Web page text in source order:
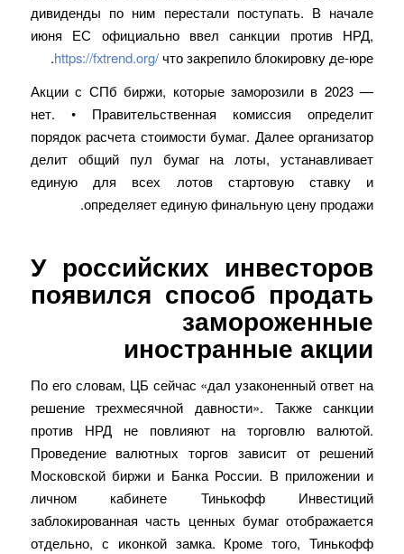
дивиденды по ним перестали поступать. В начале
июня ЕС официально ввел санкции против НРД,
https://fxtrend.org/что закрепило блокировку де-юре.
Акции с СПб биржи, которые заморозили в 2023 —
нет. • Правительственная комиссия определит
порядок расчета стоимости бумаг. Далее организатор
делит общий пул бумаг на лоты, устанавливает
единую для всех лотов стартовую ставку и
определяет единую финальную цену продажи.
У российских инвесторов
появился способ продать
замороженные
иностранные акции
По его словам, ЦБ сейчас «дал узаконенный ответ на
решение трехмесячной давности». Также санкции
против НРД не повлияют на торговлю валютой.
Проведение валютных торгов зависит от решений
Московской биржи и Банка России. В приложении и
личном кабинете Тинькофф Инвестиций
заблокированная часть ценных бумаг отображается
отдельно, с иконкой замка. Кроме того, Тинькофф